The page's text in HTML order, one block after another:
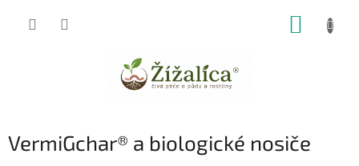
VermiGchar® a biologické nosiče